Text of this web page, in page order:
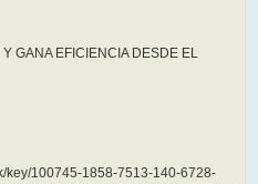
GANA EFICIENCIA DESDE EL
key/100745-1858-7513-140-6728-